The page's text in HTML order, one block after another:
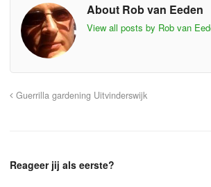
About Rob van Eeden
View all posts by Rob van
Guerrilla gardening Uitvinderswijk
Reageer jij als eerste?